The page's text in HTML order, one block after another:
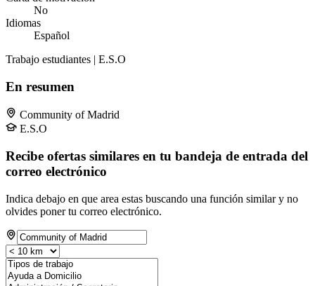
No
Idiomas
Español
Trabajo estudiantes | E.S.O
En resumen
Community of Madrid
E.S.O
Recibe ofertas similares en tu bandeja de entrada del
correo electrónico
Indica debajo en que area estas buscando una función similar y no
olvides poner tu correo electrónico.